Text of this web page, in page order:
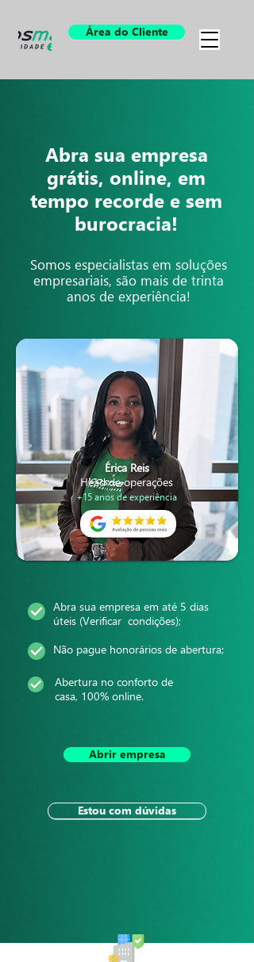
Área do Cliente
Abra sua empresa
grátis, online, em
tempo recorde e sem
burocracia!
Somos especialistas em soluções
empresariais, são mais de trinta
anos de experiência!
Abra sua empresa em até 5 dias
úteis (Verificar condições);
Não pague honorários de abertura;
Abertura no conforto de
casa, 100% online.
Abrir empresa
Estou com dúvidas
Érica Reis
Head de operações
+15 anos de experiência